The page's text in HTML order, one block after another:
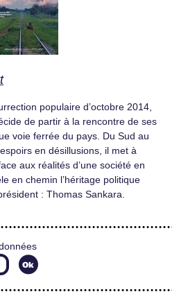
populaire d’octobre 2014,
de partir à la rencontre de ses
voie ferrée du pays. Du Sud au
en désillusions, il met à
aux réalités d’une société en
en chemin l’héritage politique
: Thomas Sankara.